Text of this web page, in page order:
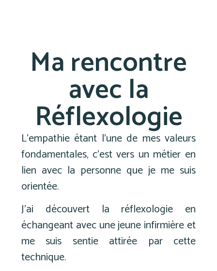
Ma rencontre
avec la
Réflexologie
L’empathie étant l’une de mes valeurs
fondamentales, c’est vers un métier en
lien avec la personne que je me suis
orientée.
J’ai découvert la réflexologie en
échangeant avec une jeune infirmière et
me suis sentie attirée par cette
technique.